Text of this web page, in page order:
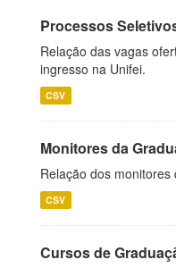
Processos
Relação das vagas
ingresso na Unifei.
CSV
Monitores da
Relação dos
CSV
Cursos de